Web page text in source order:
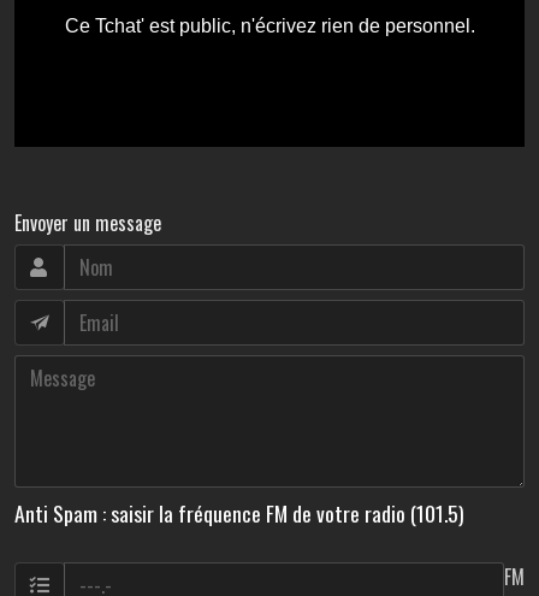
Envoyer un message
Anti Spam : saisir la fréquence FM de votre radio (101.5)
FM